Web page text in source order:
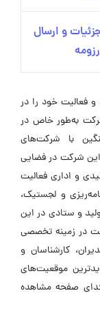
و ارسال
رزومه
۱۳۷۸ تأسیس شد و فعالیت خود را در
به‌طور خاص در
با شرکت‌های
این شرکت در فضایی
تولیدی و اداری فعالیت
و لجستیک،
از ۷۰۰ نفر پرسنل تولید و ستادی در این
در زمینه تخصصی
کارشناسان و
موقعیت‌های
صفحه مشاهده